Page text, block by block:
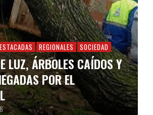
REGIONALES SOCIEDAD
LUZ, ÁRBOLES CAÍDOS Y
POR EL